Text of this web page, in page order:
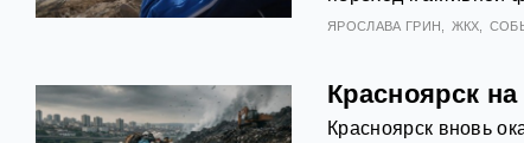
ЯРОСЛАВА ГРИН ЖКХ
Красноярск
Красноярск вновь